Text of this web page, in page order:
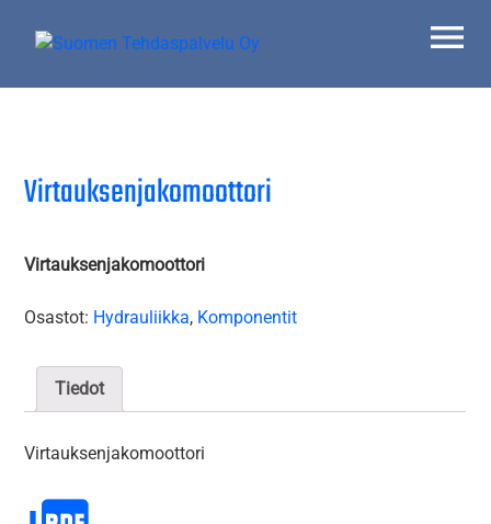
Virtauksenjakomoottori
Virtauksenjakomoottori
Osastot: Hydrauliikka, Komponentit
Tiedot
Virtauksenjakomoottori